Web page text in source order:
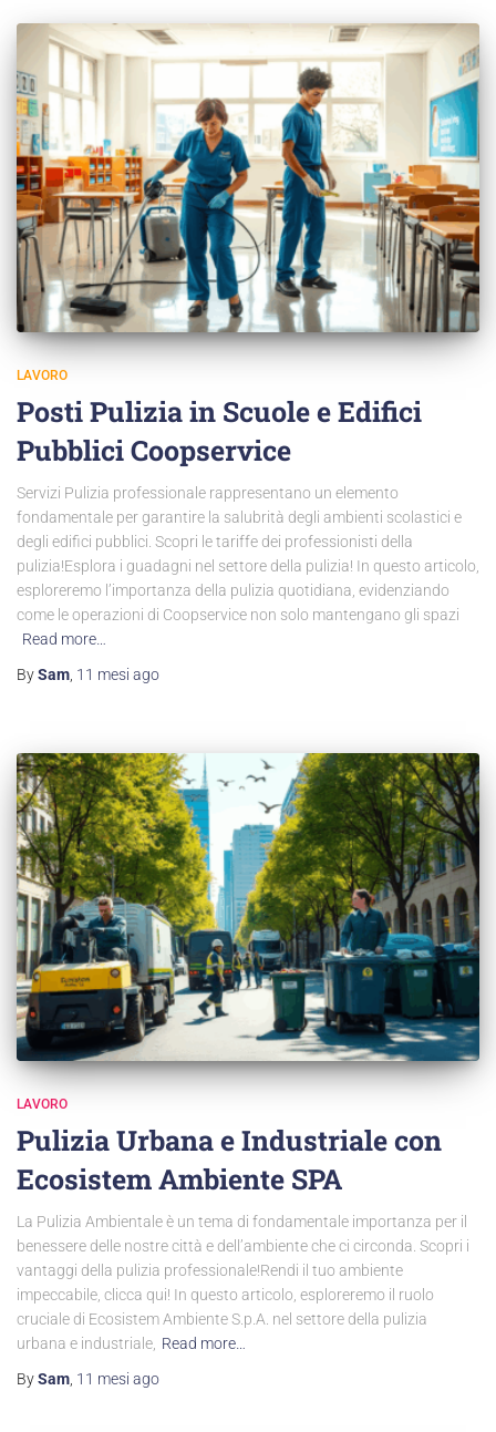
LAVORO
Posti Pulizia in Scuole e Edifici
Pubblici Coopservice
Servizi Pulizia professionale rappresentano un elemento
fondamentale per garantire la salubrità degli ambienti scolastici e
degli edifici pubblici. Scopri le tariffe dei professionisti della
pulizia!Esplora i guadagni nel settore della pulizia! In questo articolo,
esploreremo l’importanza della pulizia quotidiana, evidenziando
come le operazioni di Coopservice non solo mantengano gli spazi
Read more…
BySam 11 mesi ago
LAVORO
Pulizia Urbana e Industriale con
Ecosistem Ambiente SPA
La Pulizia Ambientale è un tema di fondamentale importanza per il
benessere delle nostre città e dell’ambiente che ci circonda. Scopri i
vantaggi della pulizia professionale!Rendi il tuo ambiente
impeccabile, clicca qui! In questo articolo, esploreremo il ruolo
cruciale di Ecosistem Ambiente S.p.A. nel settore della pulizia
urbana e industriale, Read more…
BySam, 11 mesi ago